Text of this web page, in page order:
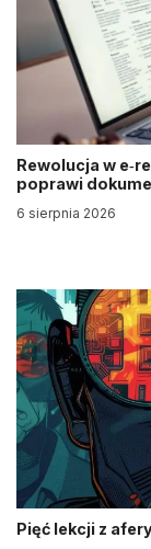
Rewolucja w
poprawi
6 sierpnia 2026
Pięć lekcji z